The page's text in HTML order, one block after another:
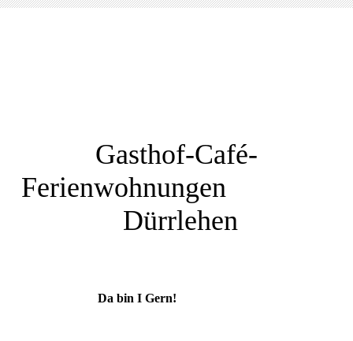
Gasthof-Café-
Ferienwohnungen
Dürrlehen
Da bin I Gern!